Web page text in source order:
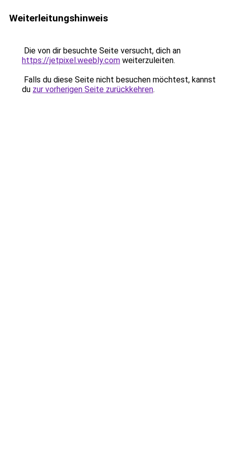
Weiterleitungshinweis
Die von dir besuchte Seite versucht, dich an
https://jetpixel.weebly.com weiterzuleiten.
Falls du diese Seite nicht besuchen möchtest, kannst
du zur vorherigen Seite zurückkehren.